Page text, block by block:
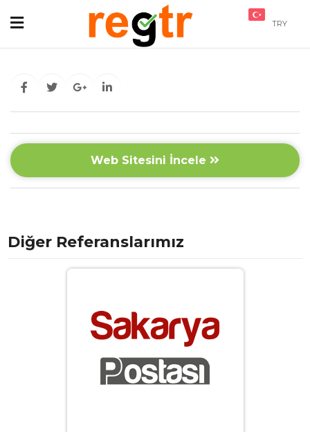
TRY
Web Sitesini İncele
Diğer Referanslarımız